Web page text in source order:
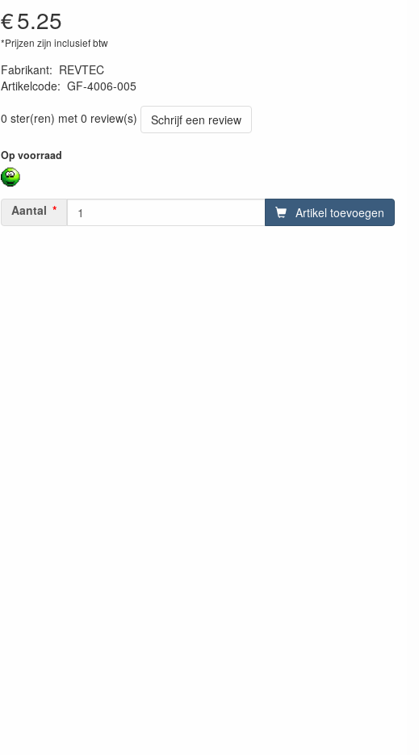
€5.25
*Prijzen zijn inclusief btw
Fabrikant: REVTEC
Artikelcode: GF-4006-005
0 ster(ren) met 0 review(s)
Schrijf een review
Op voorraad
Aantal Artikel toevoegen